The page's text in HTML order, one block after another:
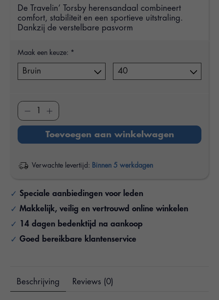
De Travelin’ Torsby herensandaal combineert
comfort, stabiliteit en een sportieve uitstraling.
Dankzij de verstelbare pasvorm
Maak een keuze: *
Toevoegen aan winkelwagen
Verwachte levertijd: Binnen 5 werkdagen
Speciale aanbiedingen voor leden
Makkelijk, veilig en vertrouwd online winkelen
14 dagen bedenktijd na aankoop
Goed bereikbare klantenservice
Beschrijving Reviews (0)